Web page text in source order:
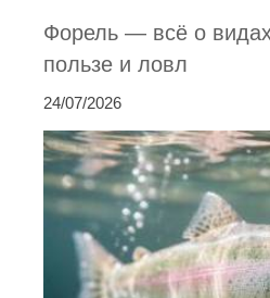
Форель — всё о
пользе и ловл
24/07/2026